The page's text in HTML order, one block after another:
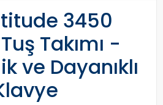
3450
Takımı -
ve Dayanıklı